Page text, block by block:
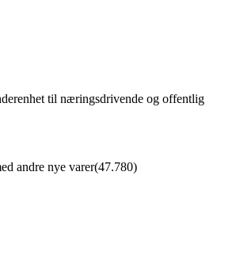
til næringsdrivende og offentlig
andre nye varer(47.780)